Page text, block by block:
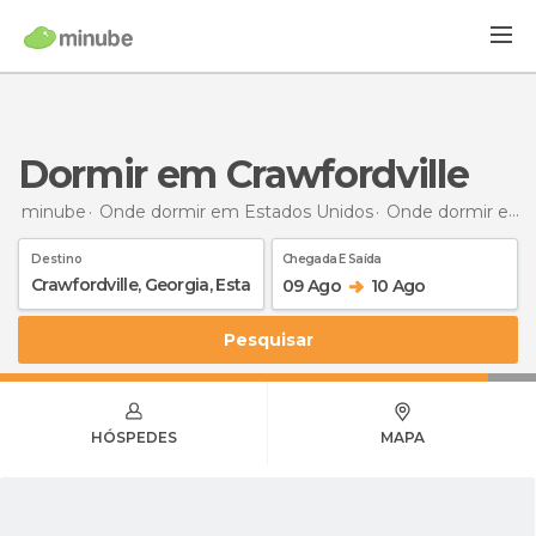
Dormir em Crawfordville
minube Onde dormir em Estados Unidos Onde dormir em Georgia
Destino Chegada E Saída
09 Ago 10 Ago
Pesquisar
HÓSPEDES MAPA